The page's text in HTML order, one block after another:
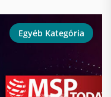
Egyéb Kategória